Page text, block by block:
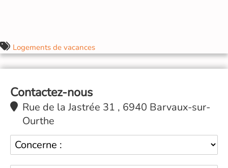
Logements de vacances
Contactez-nous
Rue de la Jastrée 31 , 6940 Barvaux-sur-
Ourthe